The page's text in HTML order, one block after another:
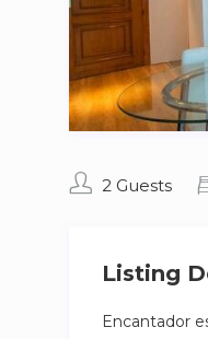
2 Guests
Listing
Encantador